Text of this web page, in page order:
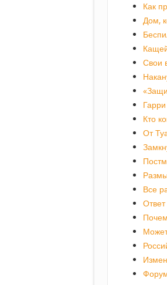
Как
Дом,
Свои
Кто
От
Все